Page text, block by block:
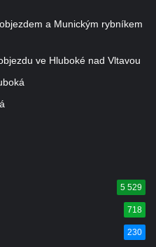
a Munickým rybníkem
ve Hluboké nad Vltavou
5 529
718
230